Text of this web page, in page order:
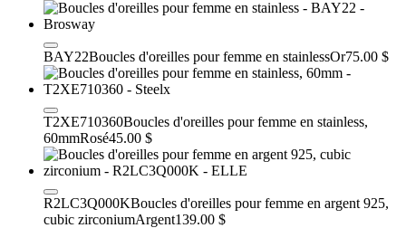
BAY22Boucles d'oreilles pour femme en stainlessOr75.00 $
T2XE710360Boucles d'oreilles pour femme en stainless,
60mmRosé45.00 $
R2LC3Q000KBoucles d'oreilles pour femme en argent 925,
cubic zirconiumArgent139.00 $